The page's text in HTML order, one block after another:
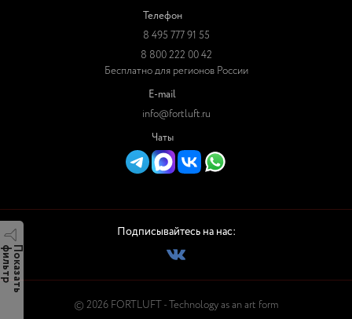
П
о
к
а
з
а
т
ь
ф
и
л
ь
т
Телефон
8 495 777 91 55
8 800 222 00 42
Бесплатно для регионов России
E-mail
info@fortluft.ru
Чаты
Подписывайтесь на нас:
© 2026 FORTLUFT - Technology as an art form